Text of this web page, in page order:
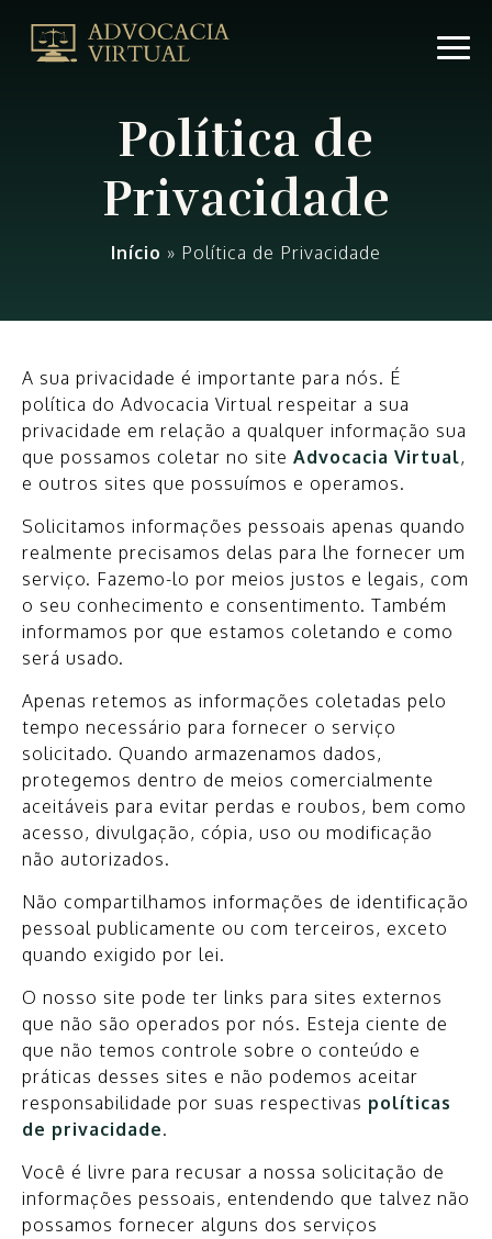
Política
de
VirtualAdvocaciaPolítica de
Privacidade
Início » Política de Privacidade
A sua privacidade é importante para nós. É
política do Advocacia Virtual respeitar a sua
privacidade em relação a qualquer informação sua
que possamos coletar no site Advocacia Virtual,
e outros sites que possuímos e operamos.
Solicitamos informações pessoais apenas quando
realmente precisamos delas para lhe fornecer um
serviço. Fazemo-lo por meios justos e legais, com
o seu conhecimento e consentimento. Também
informamos por que estamos coletando e como
será usado.
Apenas retemos as informações coletadas pelo
tempo necessário para fornecer o serviço
solicitado. Quando armazenamos dados,
protegemos dentro de meios comercialmente
aceitáveis ​​para evitar perdas e roubos, bem como
acesso, divulgação, cópia, uso ou modificação
não autorizados.
Não compartilhamos informações de identificação
pessoal publicamente ou com terceiros, exceto
quando exigido por lei.
O nosso site pode ter links para sites externos
que não são operados por nós. Esteja ciente de
que não temos controle sobre o conteúdo e
práticas desses sites e não podemos aceitar
responsabilidade por suas respectivas políticas
de privacidade.
Você é livre para recusar a nossa solicitação de
informações pessoais, entendendo que talvez não
possamos fornecer alguns dos serviços